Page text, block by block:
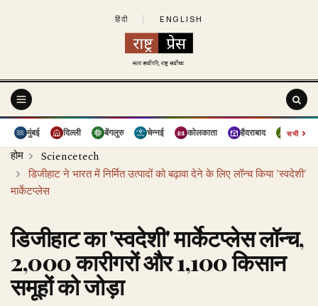
हिंदी ENGLISH
मुंबई दिल्ली बेंगलुरु चेन्नई कोलकाता हैदराबाद पुणे
सभी›
होम
Sciencetech
डिजीहाट ने भारत में निर्मित उत्पादों को बढ़ावा देने के लिए लॉन्च किया 'स्वदेशी'
मार्केटप्लेस
डिजीहाट का 'स्वदेशी' मार्केटप्लेस लॉन्च,
2,000 कारीगरों और 1,100 किसान
समूहों को जोड़ा